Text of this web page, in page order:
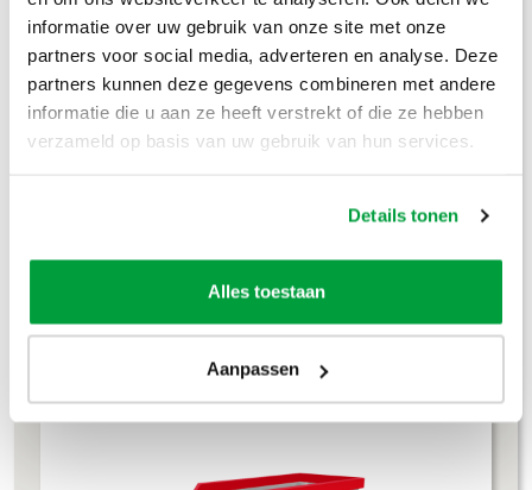
informatie over uw gebruik van onze site met onze
partners voor social media, adverteren en analyse. Deze
partners kunnen deze gegevens combineren met andere
informatie die u aan ze heeft verstrekt of die ze hebben
verzameld op basis van uw gebruik van hun services.
Details tonen
Alles toestaan
Aanpassen
194
Grofvuil €304,-
Dakafval €694,-
4m³ container